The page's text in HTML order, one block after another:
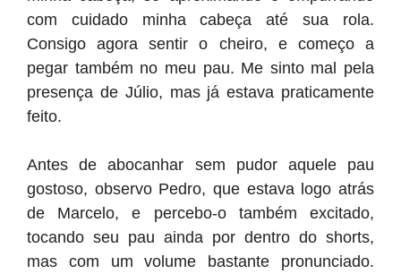
com cuidado minha cabeça até sua rola.
Consigo agora sentir o cheiro, e começo a
pegar também no meu pau. Me sinto mal pela
presença de Júlio, mas já estava praticamente
feito.
Antes de abocanhar sem pudor aquele pau
gostoso, observo Pedro, que estava logo atrás
de Marcelo, e percebo-o também excitado,
tocando seu pau ainda por dentro do shorts,
mas com um volume bastante pronunciado.